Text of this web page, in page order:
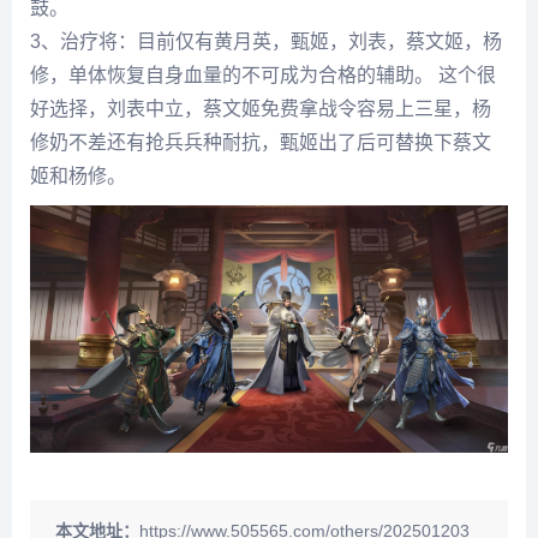
鼓。
3、治疗将：目前仅有黄月英，甄姬，刘表，蔡文姬，杨
修，单体恢复自身血量的不可成为合格的辅助。 这个很
好选择，刘表中立，蔡文姬免费拿战令容易上三星，杨
修奶不差还有抢兵兵种耐抗，甄姬出了后可替换下蔡文
姬和杨修。
本文地址： https://www.505565.com/others/202501203